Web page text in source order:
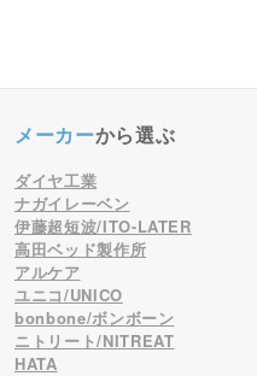
メーカーから選ぶ
ダイヤ工業
ナガイレーベン
伊藤超短波/ITO-LATER
高田ベッド製作所
アルケア
ユニコ/UNICO
bonbone/ボンボーン
ニトリート/NITREAT
HATA